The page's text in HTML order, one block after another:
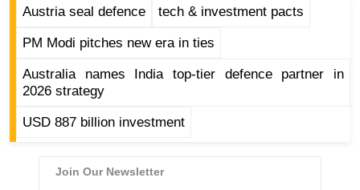
n
g
N
w
Austria seal defence tech & investment pacts
PM Modi pitches new era in ties
Australia names India top-tier defence partner in
2026 strategy
USD 887 billion investment